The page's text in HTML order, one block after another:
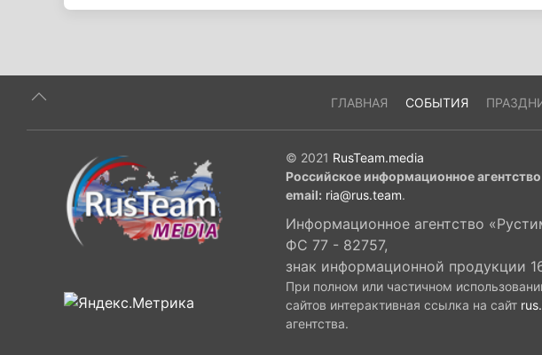
ГЛАВНАЯ СОБЫТИЯ
© 2021 RusTeam.media
Российское информационное
email: ria@rus.team.
Информационное агентство
ФС 77 - 82757,
знак информационной продукции
При полном или частичном
сайтов интерактивная ссылка на сайт
агентства.